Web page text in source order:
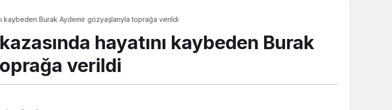
kaybeden Burak Aydemir gözyaşlarıyla toprağa verildi
hayatını kaybeden Burak
verildi